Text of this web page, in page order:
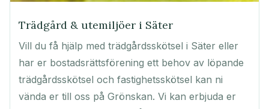
Trädgård & utemiljöer i Säter
Vill du få hjälp med trädgårdsskötsel i Säter eller
har er bostadsrättsförening ett behov av löpande
trädgårdsskötsel och fastighetsskötsel kan ni
vända er till oss på Grönskan. Vi kan erbjuda er